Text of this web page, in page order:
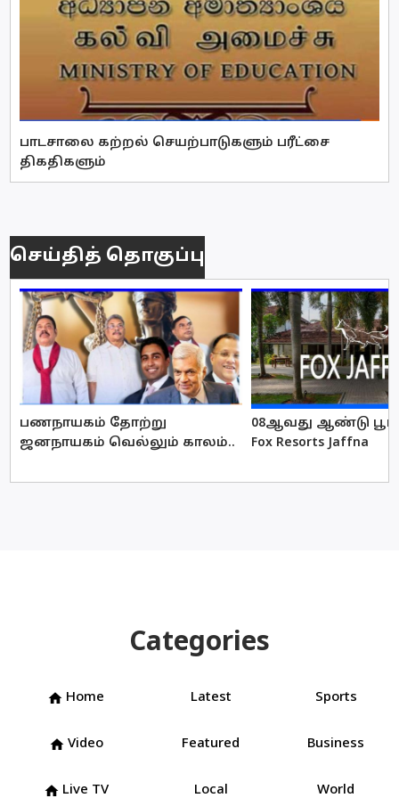
பாடசாலை கற்றல் செயற்பாடுகளும் பரீட்சை
திகதிகளும்
செய்தித் தொகுப்பு
பணநாயகம் தோற்று
ஜனநாயகம் வெல்லும் காலம்..
08ஆவது ஆண்டு
Fox Resorts Jaffna
Categories
home Home Latest Sports
home Video Featured Business
home Live TV Local World